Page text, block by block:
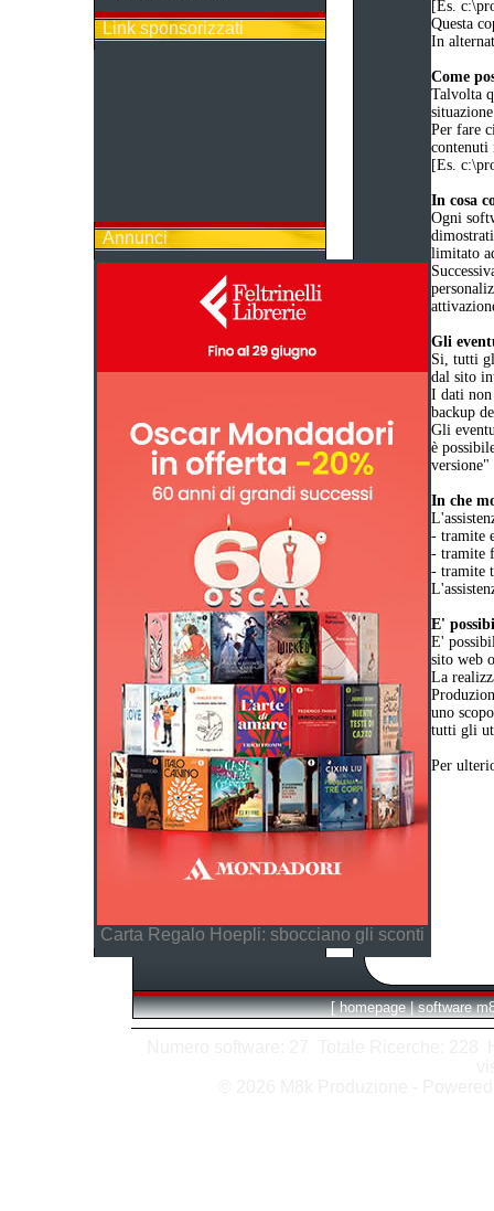
Link sponsorizzati
Annunci
Carta Regalo Hoepli: sbocciano gli sconti
[Es.
Questa
In
Come
Talvolta
Per fare
contenuti
[Es.
In cosa
Ogni
limitato
Gli
Si, tutti
dal sito
I dati
backup
Gli
è
versione"
In che
- tramite
- tramite
- tramite
E'
E'
sito web
La
uno
tutti gli
Per
[ homepage | software